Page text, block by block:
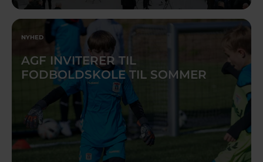
NYHED
AGF INVITERER TIL
FODBOLDSKOLE TIL SOMMER